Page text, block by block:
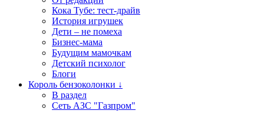
Кока Тубе: тест-драйв
История игрушек
Дети – не помеха
Бизнес-мама
Будущим мамочкам
Детский психолог
Блоги
Король бензоколонки ↓
В раздел
Сеть АЗС "Газпром"